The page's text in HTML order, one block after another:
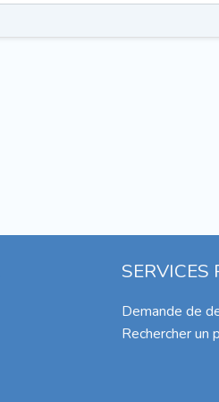
SERVICES
Demande de
Rechercher un